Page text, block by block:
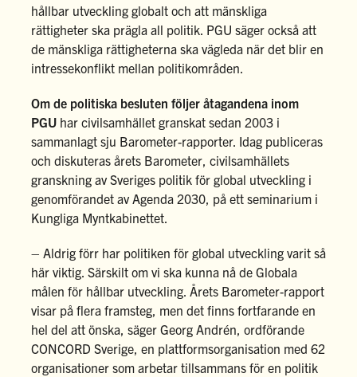
hållbar utveckling globalt och att mänskliga
rättigheter ska prägla all politik. PGU säger också att
de mänskliga rättigheterna ska vägleda när det blir en
intressekonflikt mellan politikområden.
Om de politiska besluten följer åtagandena inom
PGUhar civilsamhället granskat sedan 2003 i
sammanlagt sju Barometer-rapporter. Idag publiceras
och diskuteras årets Barometer, civilsamhällets
granskning av Sveriges politik för global utveckling i
genomförandet av Agenda 2030, på ett seminariumi
Kungliga Myntkabinettet.
– Aldrig förr har politiken för global utveckling varit så
här viktig. Särskilt om vi ska kunna nå de Globala
målen för hållbar utveckling. Årets Barometer-rapport
visar på flera framsteg, men det finns fortfarande en
hel del att önska, säger Georg Andrén, ordförande
CONCORD Sverige, en plattformsorganisation med 62
organisationer som arbetar tillsammans för en politik